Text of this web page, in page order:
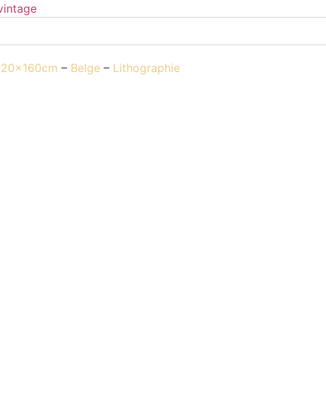
– Belge – Lithographie